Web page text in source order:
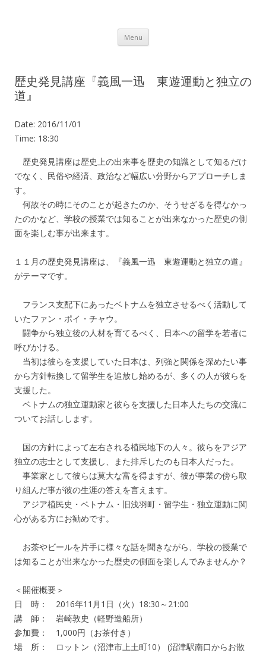
Menu Skip to content
歴史発見講座『義風一迅 東遊運動と独立の
道』
Date: 2016/11/01
Time: 18:30
歴史発見講座は歴史上の出来事を歴史の知識として知るだけ
でなく、民俗や経済、政治など幅広い分野からアプローチしま
す。
何故その時にそのことが起きたのか、そうせざるを得なかっ
たのかなど、学校の授業では知ることが出来なかった歴史の側
面を楽しむ事が出来ます。
１１月の歴史発見講座は、『義風一迅 東遊運動と独立の道』
がテーマです。
フランス支配下にあったベトナムを独立させるべく活動して
いたファン・ポイ・チャウ。
闘争から独立後の人材を育てるべく、日本への留学を若者に
呼びかける。
当初は彼らを支援していた日本は、列強と関係を深めたい事
から方針転換して留学生を追放し始めるが、多くの人が彼らを
支援した。
ベトナムの独立運動家と彼らを支援した日本人たちの交流に
ついてお話しします。
国の方針によって左右される植民地下の人々。彼らをアジア
独立の志士として支援し、また排斥したのも日本人だった。
事業家として彼らは莫大な富を得ますが、彼が事業の傍ら取
り組んだ事が彼の生涯の答えを言えます。
アジア植民史・ベトナム・旧浅羽町・留学生・独立運動に関
心がある方にお勧めです。
お茶やビールを片手に様々な話を聞きながら、学校の授業で
は知ることが出来なかった歴史の側面を楽しんでみませんか？
＜開催概要＞
日 時： 2016年11月1日（火）18:30～21:00
講 師： 岩崎敦史（軽野造船所）
参加費： 1,000円（お茶付き）
場 所： ロットン（沼津市上土町10） (沼津駅南口からお散